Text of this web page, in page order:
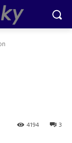
3
4194